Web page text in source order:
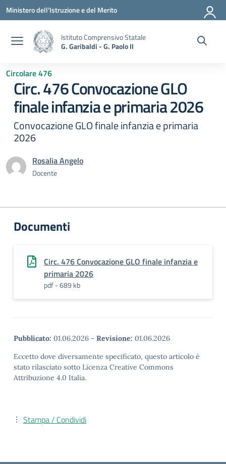
Vai ai contenuti
Vai al menu di navigazione
Vai al footer
Ministero dell'Istruzione e del Merito
Istituto Comprensivo Statale
G. Garibaldi - G. Paolo II
Circolare 476
Circ. 476 Convocazione GLO
finale infanzia e primaria 2026
Convocazione GLO finale infanzia e primaria
2026
Rosalia Angelo
Docente
Documenti
Circ. 476 Convocazione GLO finale infanzia e
primaria 2026
pdf - 689 kb
Pubblicato: 01.06.2026 - Revisione: 01.06.2026
Eccetto dove diversamente specificato, questo articolo è
stato rilasciato sotto Licenza Creative Commons
Attribuzione 4.0 Italia.
Stampa / Condividi